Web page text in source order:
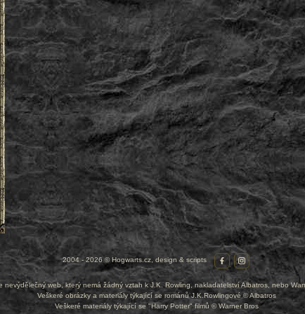
2004 - 2026 © Hogwarts.cz, design & scripts
nevýdělečný web, který nemá žádný vztah k J.K. Rowling, nakladatelství Albatros, nebo
Veškeré obrázky a materiály týkající se románů J.K.Rowlingové © Albatros
Veškeré materiály týkající se "Harry Potter" filmů © Warner Bros